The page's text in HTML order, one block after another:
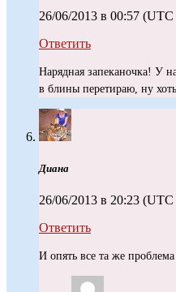
26/06/2013 в 00:57 (UTC
Ответить
Нарядная запеканочка! У
в блины перетираю, ну
Диана
26/06/2013 в 20:23 (UTC
Ответить
И опять все та же